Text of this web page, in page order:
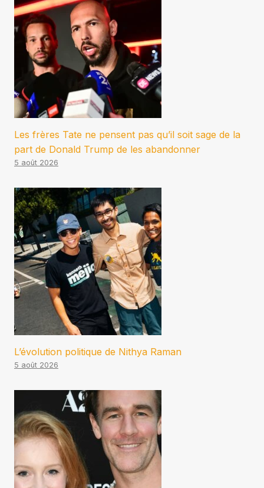
Les frères Tate ne pensent pas qu’il soit sage de la
part de Donald Trump de les abandonner
5 août 2026
L’évolution politique de Nithya Raman
5 août 2026